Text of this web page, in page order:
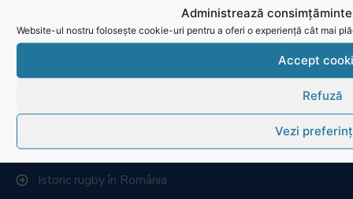
Administrează
Website-ul nostru folosește cookie-uri pentru a oferi o experiență cât mai
Accept
Refuză
Vezi
Transmisii live și reluări
Contactează-ne
Federația Româna de Rugby
Istoric rugby în România